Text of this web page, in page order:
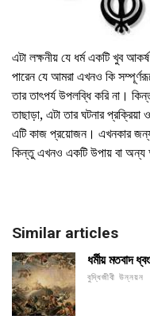
এটা লক্ষনীয় যে ধর্ম একটি খুব
পারেন যে আমরা এখনও কি
তার তাৎপর্য উপলব্ধি করি না।
তাছাড়া, এটা তার ঘটনার
এটি কাজ প্রয়োজন। এখনকার
কিন্তু এখনও একটি উপায় বা অন্য
Similar articles
ধর্মীয় মতবাদ
বুদ্ধিজীবী উন্নয়ন